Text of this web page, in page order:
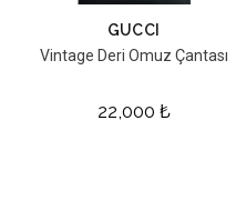
GUCCI
Vintage Deri Omuz Çantası
22,000 ₺